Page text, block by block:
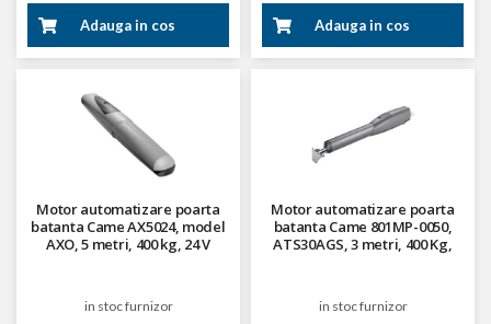
Adauga in cos Adauga in cos
Motor automatizare poarta
batanta Came AX5024, model
AXO, 5 metri, 400 kg, 24 V
in stoc furnizor
Motor automatizare poarta
batanta Came 801MP-0050,
ATS30AGS, 3 metri, 400 Kg,
in stoc furnizor